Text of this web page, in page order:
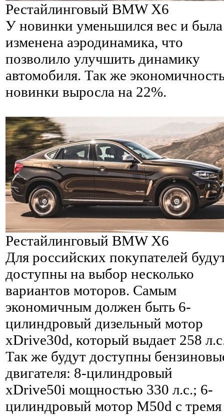
Рестайлинговый BMW X6
У новинки уменьшился вес и была
изменена аэродинамика, что
позволило улучшить динамику
автомобиля. Так же
новинки выросла на 22%.
Рестайлинговый BMW X6
Для российских покупателей
доступны на выбор несколько
вариантов моторов. Самым
экономичным должен быть 6-
цилиндровый дизельный мотор
xDrive30d, который выдает 258
Так же будут доступны
двигателя: 8-цилиндровый
xDrive50i мощностью 330 л.с.; 6-
цилиндровый мотор M50d с тремя